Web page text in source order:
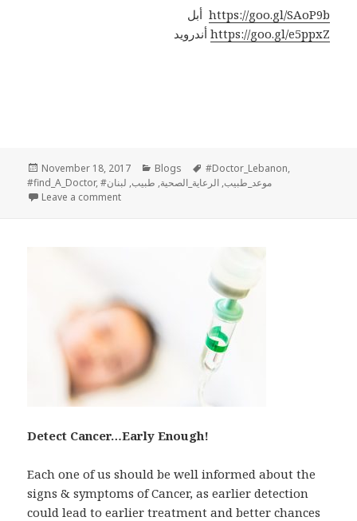
أبل https://goo.gl/SAoP9b
أندرويد https://goo.gl/e5ppxZ
Posted
on
November 18, 2017 Categories
Blogs Tags
#Doctor_Lebanon,
#find_A_Doctor, #موعد_طبيب, الرعاية_الصحية, طبيب, لبنان
Leave a comment
Detect Cancer…Early Enough!
Each one of us should be well informed about the
signs & symptoms of Cancer, as earlier detection
could lead to earlier treatment and better chances